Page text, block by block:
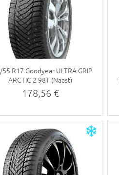
R17 Goodyear ULTRA GRIP
ARCTIC 2 98T (Naast)
178,56 €